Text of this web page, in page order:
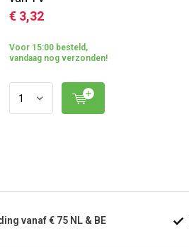
€ 3,32
Voor 15:00 besteld,
vandaag nog verzonden!
vanaf€ 75 NL & BE